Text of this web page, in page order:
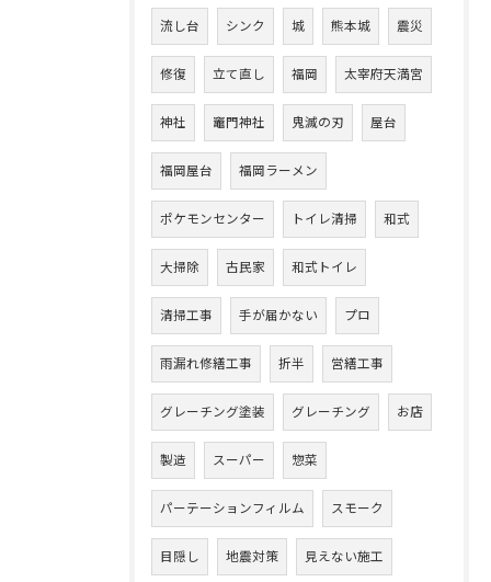
流し台 シンク 城 熊本城 震災
修復 立て直し 福岡 太宰府天満宮
神社 竈門神社 鬼滅の刃 屋台
福岡屋台 福岡ラーメン
ポケモンセンター トイレ清掃 和式
大掃除 古民家 和式トイレ
清掃工事 手が届かない プロ
雨漏れ修繕工事 折半 営繕工事
グレーチング塗装 グレーチング お店
製造 スーパー 惣菜
パーテーションフィルム スモーク
目隠し 地震対策 見えない施工